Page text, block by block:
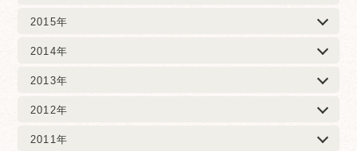
2015年
2014年
2013年
2012年
2011年